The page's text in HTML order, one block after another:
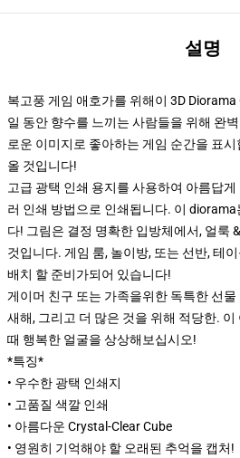
설명
복고풍 게임 애호가를 위해이 3D
일 동안 향수를 느끼는 사람들을 위해 완
로운 이미지로 좋아하는 게임 순간을 표
올 것입니다!
고급 광택 인쇄 용지를 사용하여 아름답
러 인쇄 방법으로 인쇄됩니다. 이
다! 그림은 결정 명확한 입방체에서, 얼룩
것입니다. 게임 룸, 놀이방, 또는 선반, 테
배치 할 준비가되어 있습니다!
게이머 친구 또는 가족을위한 독특한 선
새해, 그리고 더 많은 것을 위해 적당한.
때 행복한 얼굴을 상상해보십시오!
*특징*
• 우수한 광택 인쇄지
• 고품질 색깔 인쇄
• 아름다운 Crystal-Clear Cube
• 영원히 기억해야 할 오래된 추억을 캡처!